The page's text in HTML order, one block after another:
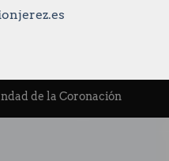
de la Coronación